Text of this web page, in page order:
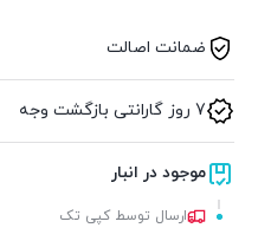
ضمانت اصالت
7 روز گارانتی بازگشت وجه
موجود در انبار
ارسال توسط کپی تک